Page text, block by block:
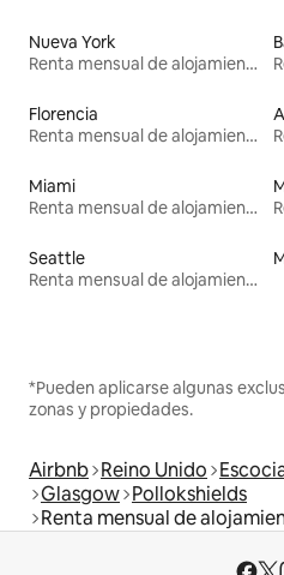
Nueva York
Renta mensual de alojamientos
Florencia
Renta mensual de alojamientos
Miami
Renta mensual de alojamientos
Seattle
Renta mensual de alojamientos
*Pueden aplicarse algunas
zonas y propiedades.
Airbnb Reino Unido
Glasgow Pollokshields
Renta mensual de